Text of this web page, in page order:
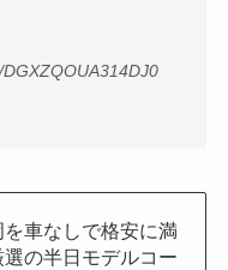
を車なしで格安に満
の半日モデルコー